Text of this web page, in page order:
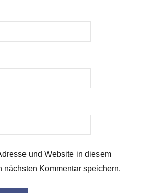
und Website in diesem
nächsten Kommentar speichern.